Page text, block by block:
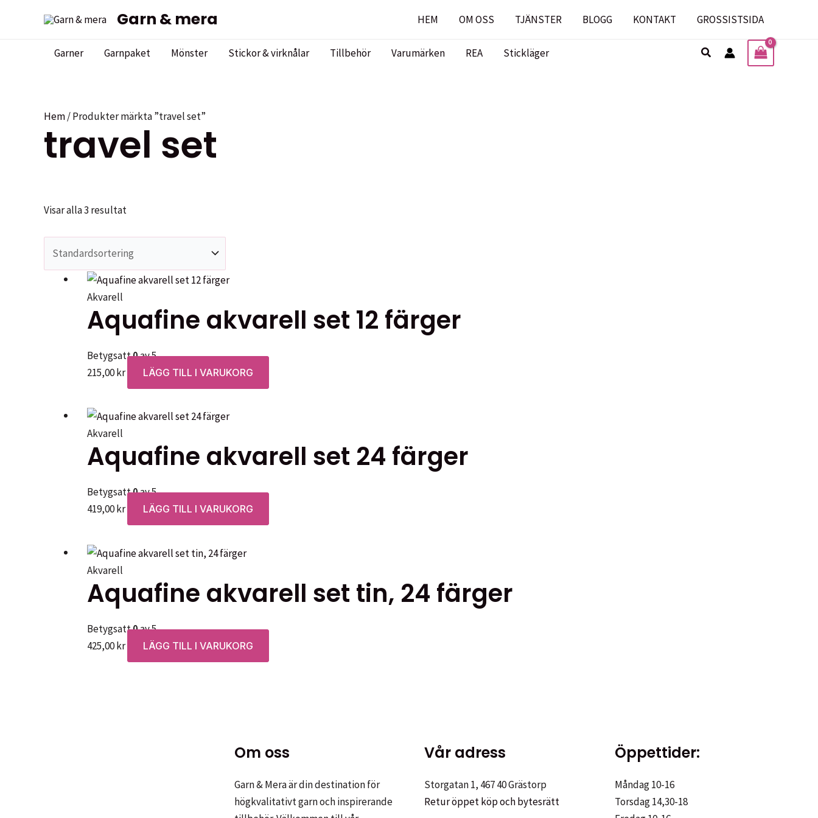
Garn & mera HEM OM OSS TJÄNSTER BLOGG KONTAKT GROSSISTSIDA
Garner Garnpaket Mönster Stickor & virknålar Tillbehör Varumärken REA Stickläger Sök
Hem/ Produkter märkta ”travel set”
travel set
Visar alla 3 resultat
Akvarell
Aquafine akvarell set 12 färger
Betygsatt0av 5
215,00kr LÄGG TILL I VARUKORG
Akvarell
Aquafine akvarell set 24 färger
Betygsatt0av 5
419,00kr LÄGG TILL I VARUKORG
Akvarell
Aquafine akvarell set tin, 24 färger
Betygsatt0av 5
425,00kr LÄGG TILL I VARUKORG
Om oss
Garn & Mera är din destination för
högkvalitativt garn och inspirerande
Vår adress
Storgatan 1, 467 40 Grästorp
Retur öppet köp och bytesrätt
Öppettider:
Måndag 10-16
Torsdag 14,30-18